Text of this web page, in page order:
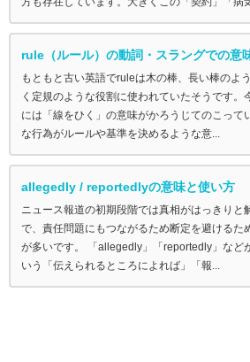
rule（ルール）の動詞・スラングでの意
もともと古い英語でruleは木の棒、長い棒のよ
く定規のような役割に使われていたそうです
には「線をひく」の意味がかろうじてのこって
な行為がルールや基準を決めるような意...
allegedly / reportedlyの意味と使い方
ニュース報道の初期段階では真相がはっきりと
で、責任問題にもつながるため断定を避けるた
が多いです。 「allegedly」「reportedly」など
いう「伝えられるところによれば」「報...